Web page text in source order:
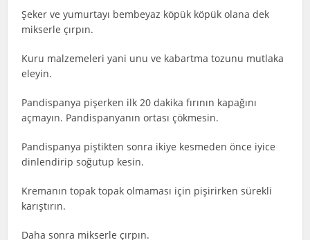
Şeker ve yumurtayı bembeyaz köpük köpük olana dek
mikserle çırpın.
Kuru malzemeleri yani unu ve kabartma tozunu mutlaka
eleyin.
Pandispanya pişerken ilk 20 dakika fırının kapağını
açmayın. Pandispanyanın ortası çökmesin.
Pandispanya piştikten sonra ikiye kesmeden önce iyice
dinlendirip soğutup kesin.
Kremanın topak topak olmaması için pişirirken sürekli
karıştırın.
Daha sonra mikserle çırpın.